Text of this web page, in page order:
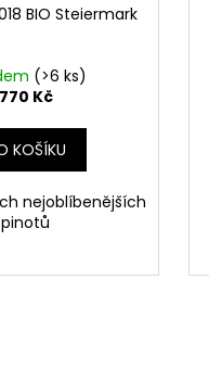
BIO Steiermark
(>6 ks)
770 Kč
KOŠÍKU
nejoblíbenějších
pinotů